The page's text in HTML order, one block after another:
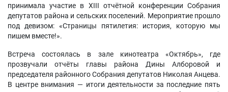
принимала участие в XIII отчётной конференции Собрания
депутатов района и сельских поселений. Мероприятие прошло
под девизом: «Страницы пятилетия: история, которую мы
пишем вместе!».
Встреча состоялась в зале кинотеатра «Октябрь», где
прозвучали отчёты главы района Дины Алборовой и
председателя районного Собрания депутатов Николая Анцева.
В центре внимания — итоги деятельности за последние пять